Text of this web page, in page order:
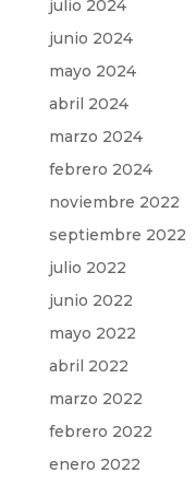
julio 2024
junio 2024
mayo 2024
abril 2024
marzo 2024
febrero 2024
noviembre 2022
septiembre 2022
julio 2022
junio 2022
mayo 2022
abril 2022
marzo 2022
febrero 2022
enero 2022